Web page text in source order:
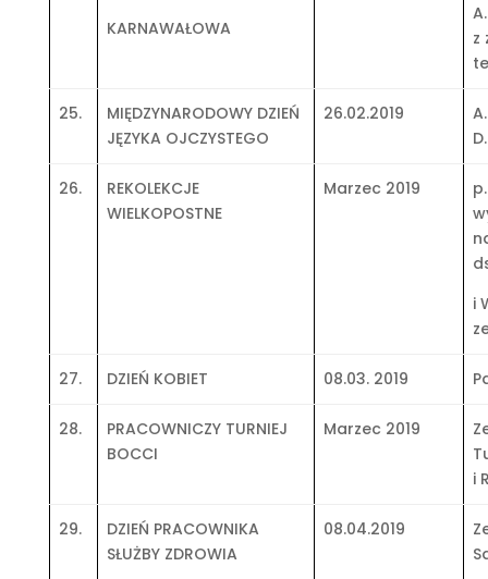
KARNAWAŁOWA
z
25.
MIĘDZYNARODOWY DZIEŃ
JĘZYKA OJCZYSTEGO
26.02.2019
26.
REKOLEKCJE
WIELKOPOSTNE
Marzec 2019
i
27. DZIEŃ KOBIET 08.03. 2019
28.
PRACOWNICZY TURNIEJ
BOCCI
Marzec 2019
i
29.
DZIEŃ PRACOWNIKA
SŁUŻBY ZDROWIA
08.04.2019